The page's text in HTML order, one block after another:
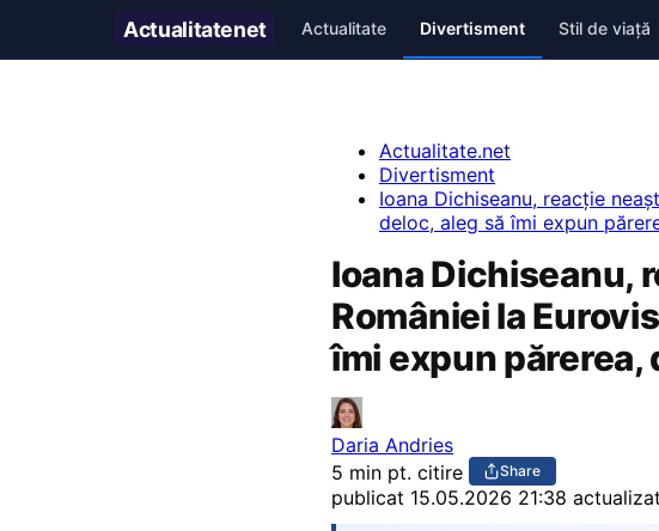
Actualitatenet Actualitate Divertisment Stil de viață
Actualitate.net
Divertisment
Ioana Dichiseanu, reacție
deloc, aleg să îmi expun
Ioana Dichiseanu,
României la
îmi expun părerea,
Daria Andries
5 min pt. citire
Share
publicat 15.05.2026 21:38